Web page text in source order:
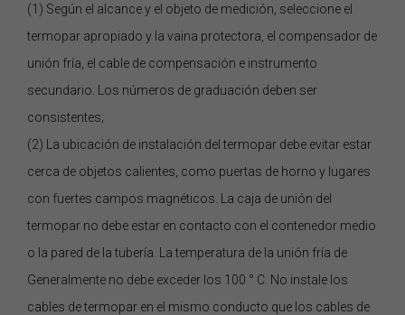
(1) Según el alcance y el objeto de medición, seleccione el
termopar apropiado y la vaina protectora, el compensador de
unión fría, el cable de compensación e instrumento
secundario. Los números de graduación deben ser
consistentes;
(2) La ubicación de instalación del termopar debe evitar estar
cerca de objetos calientes, como puertas de horno y lugares
con fuertes campos magnéticos. La caja de unión del
termopar no debe estar en contacto con el contenedor medio
o la pared de la tubería. La temperatura de la unión fría de
Generalmente no debe exceder los 100 ° C. No instale los
cables de termopar en el mismo conducto que los cables de